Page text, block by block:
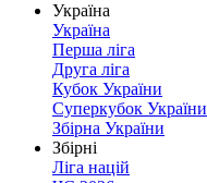
Україна
Україна
Перша ліга
Друга ліга
Кубок України
Суперкубок України
Збірна України
Збірні
Ліга націй